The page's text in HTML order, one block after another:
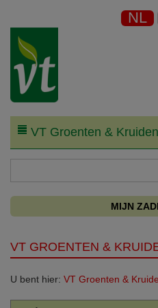
NL
VT Groenten & Kruiden
MIJN
VT GROENTEN &
U bent hier: VT Groenten &